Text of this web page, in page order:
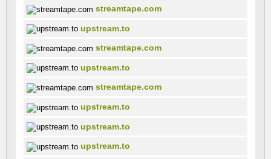
streamtape.com
upstream.to
streamtape.com
upstream.to
streamtape.com
upstream.to
upstream.to
upstream.to